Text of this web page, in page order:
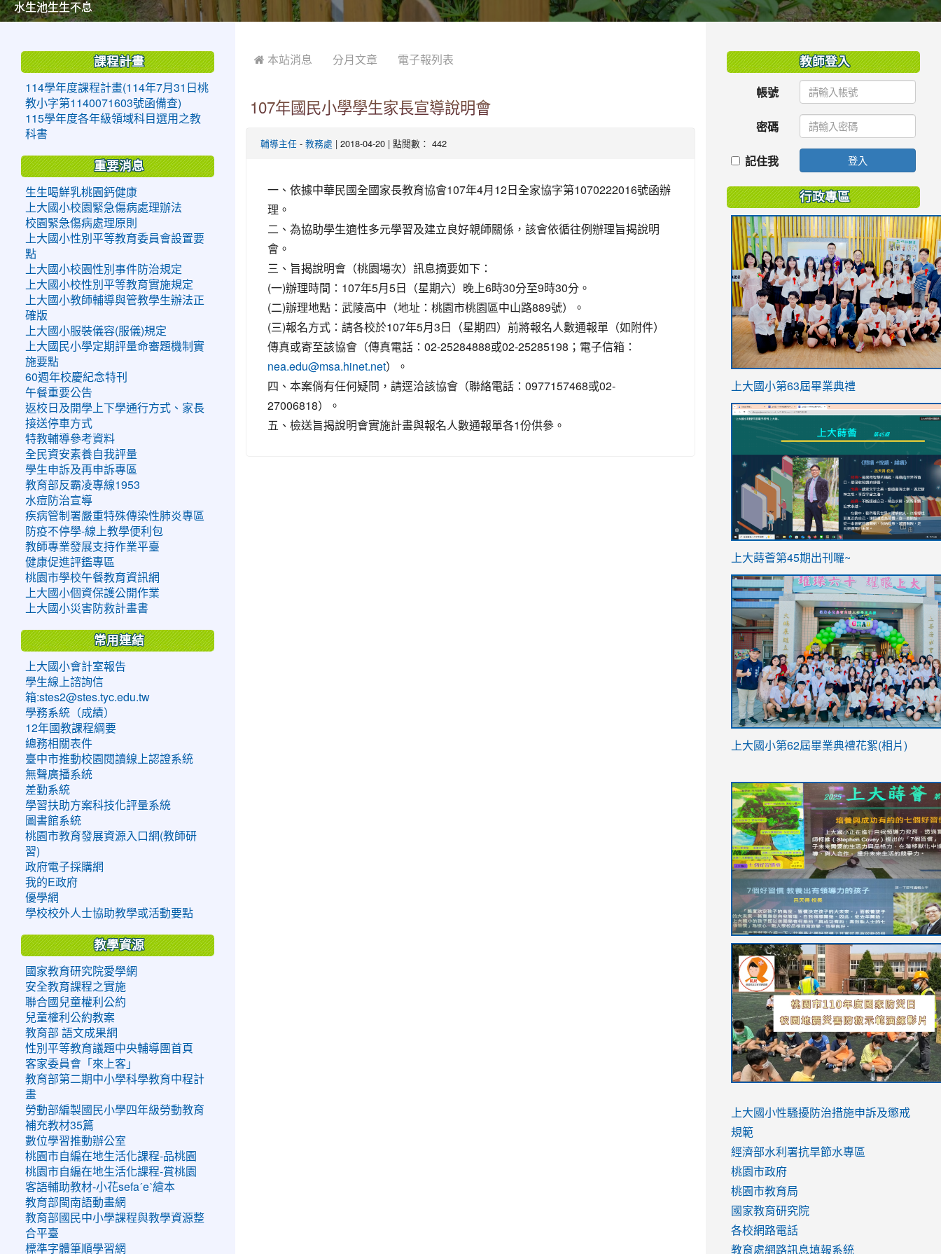
美麗的操場是我們活力的來源
美麗的操場是我們活力的來源
煥然一新的小司令台
煥然一新的小司令台
富含桃園埤塘田園風光意象的中廊
富含桃園埤塘田園風光意象的中廊
嶄新的中庭廣場
嶄新的中庭廣場
水生池生生不息
水生池生生不息
 本站消息 分月文章 電子報列表
107年國民小學學生家長宣導說明會
輔導主任 - 教務處 | 2018-04-20 | 點閱數： 442
一、依據中華民國全國家長教育協會107年4月12日全家協字第1070222016號函辦
理。
二、為協助學生適性多元學習及建立良好親師關係，該會依循往例辦理旨揭說明
會。
三、旨揭說明會（桃園場次）訊息摘要如下：
(一)辦理時間：107年5月5日（星期六）晚上6時30分至9時30分。
(二)辦理地點：武陵高中（地址：桃園市桃園區中山路889號）。
(三)報名方式：請各校於107年5月3日（星期四）前將報名人數通報單（如附件）
傳真或寄至該協會（傳真電話：02-25284888或02-25285198；電子信箱：
nea.edu@msa.hinet.net）。
四、本案倘有任何疑問，請逕洽該協會（聯絡電話：0977157468或02-
27006818）。
五、檢送旨揭說明會實施計畫與報名人數通報單各1份供參。
課程計畫
114學年度課程計畫(114年7月31日桃
教小字第1140071603號函備查)
115學年度各年級領域科目選用之教
科書
重要消息
生生喝鮮乳桃園鈣健康
上大國小校園緊急傷病處理辦法
校園緊急傷病處理原則
上大國小性別平等教育委員會設置要
點
上大國小校園性別事件防治規定
上大國小校性別平等教育實施規定
上大國小教師輔導與管教學生辦法正
確版
上大國小服裝儀容(服儀)規定
上大國民小學定期評量命審題機制實
施要點
60週年校慶紀念特刊
午餐重要公告
返校日及開學上下學通行方式、家長
接送停車方式
特教輔導參考資料
全民資安素養自我評量
學生申訴及再申訴專區
教育部反霸凌專線1953
水痘防治宣導
疾病管制署嚴重特殊傳染性肺炎專區
防疫不停學-線上教學便利包
教師專業發展支持作業平臺
健康促進評鑑專區
桃園市學校午餐教育資訊網
上大國小個資保護公開作業
上大國小災害防救計畫書
常用連結
上大國小會計室報告
學生線上諮詢信
箱:stes2@stes.tyc.edu.tw
學務系統（成績）
12年國教課程綱要
總務相關表件
臺中市推動校園閱讀線上認證系統
無聲廣播系統
差勤系統
學習扶助方案科技化評量系統
圖書館系統
桃園市教育發展資源入口網(教師研
習)
政府電子採購網
我的E政府
優學網
學校校外人士協助教學或活動要點
教學資源
國家教育研究院愛學網
安全教育課程之實施
聯合國兒童權利公約
兒童權利公約教案
教育部 語文成果網
性別平等教育議題中央輔導團首頁
客家委員會「來上客」
教育部第二期中小學科學教育中程計
畫
勞動部編製國民小學四年級勞動教育
補充教材35篇
數位學習推動辦公室
桃園市自編在地生活化課程-品桃園
桃園市自編在地生活化課程-賞桃園
客語輔助教材-小花sefaˊeˋ繪本
教育部閩南語動畫網
教育部國民中小學課程與教學資源整
合平臺
標準字體筆順學習網
教師登入
帳號
密碼
記住我 登入
行政專區
link
https://sites.google.com/stes.tyc.edu.tw/
上大國小第63屆畢業典禮
link
ink
https://sites.google.com/stes.tyc.edu.tw/
link
https://sites.google.com/stes.tyc.edu.tw/
上大蒔薈第45期出刊囉~
link
YfDQppRvyMk686kIw6SBbssEIZ6WnT/
usp=sharing
上大國小第62屆畢業典禮花絮(相片)
to
https://drive.google.com/file/d/1I-
YfDQppRvyMk686kIw6SBbssEIZ6WnT/
usp=sharing
to
https://sites.google.com/stes.tyc.edu.tw/
link
to
https://sites.google.com/stes.tyc.edu.tw/
link
to
https://drive.google.com/file/d/
usp=sharing
link
to
https://youtu.be/jJOMVWY3-
8M
link
to
https://drive.google.com/file/d/
usp=sharing
to
https://www.youtube.com/watch?
v=hC_gdZndU9s
to
https://www.youtube.com/watch?
v=hC_gdZndU9s
link
to
https://www.youtube.com/watch?
v=mfpNykQ0g4M
上大國小性騷擾防治措施申訴及懲戒
規範
經濟部水利署抗旱節水專區
桃園市政府
桃園市教育局
國家教育研究院
各校網路電話
教育處網路訊息填報系統